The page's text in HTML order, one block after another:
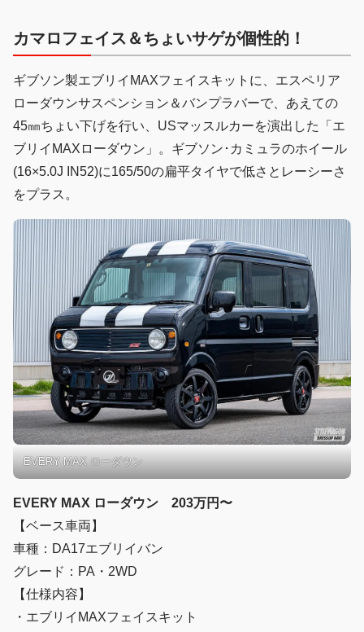
カマロフェイス＆ちょいサゲが個性的！
ギブソン製エブリイMAXフェイスキットに、エスペリア
ローダウンサスペンション＆バンプラバーで、あえての
45㎜ちょい下げを行い、USマッスルカーを演出した「エ
ブリイMAXローダウン」。ギブソン･カミュラのホイール
(16×5.0J IN52)に165/50の扁平タイヤで低さとレーシーさ
をプラス。
EVERY MAX ローダウン
EVERY MAX ローダウン 203万円〜
【ベース車両】
車種：DA17エブリイバン
グレード：PA・2WD
【仕様内容】
・エブリイMAXフェイスキット